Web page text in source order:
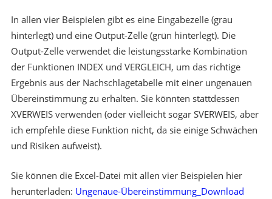
In allen vier Beispielen gibt es eine Eingabezelle (grau
hinterlegt) und eine Output-Zelle (grün hinterlegt). Die
Output-Zelle verwendet die leistungsstarke Kombination
der Funktionen INDEX und VERGLEICH, um das richtige
Ergebnis aus der Nachschlagetabelle mit einer ungenauen
Übereinstimmung zu erhalten. Sie könnten stattdessen
XVERWEIS verwenden (oder vielleicht sogar SVERWEIS, aber
ich empfehle diese Funktion nicht, da sie einige Schwächen
und Risiken aufweist).
Sie können die Excel-Datei mit allen vier Beispielen hier
herunterladen: Ungenaue-Übereinstimmung_Download